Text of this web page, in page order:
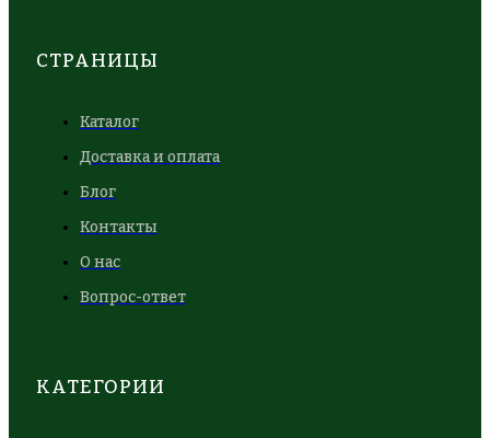
СТРАНИЦЫ
Каталог
Доставка и оплата
Блог
Контакты
О нас
Вопрос-ответ
КАТЕГОРИИ